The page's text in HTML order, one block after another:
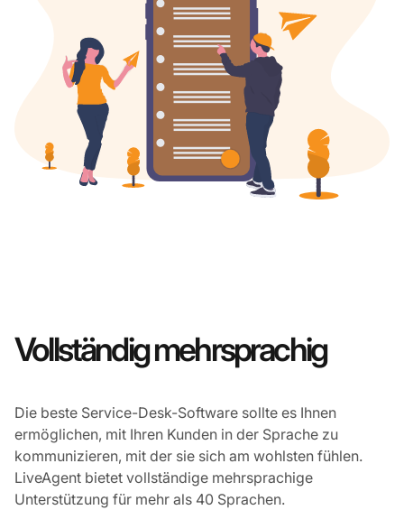
Vollständig mehrsprachig
Die beste Service-Desk-Software sollte es Ihnen
ermöglichen, mit Ihren Kunden in der Sprache zu
kommunizieren, mit der sie sich am wohlsten fühlen.
LiveAgent bietet vollständige mehrsprachige
Unterstützung für mehr als 40 Sprachen.